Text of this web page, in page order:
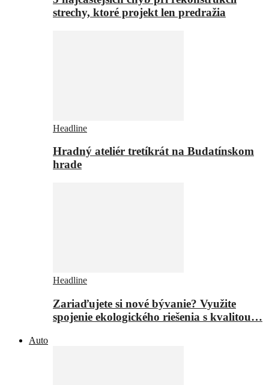
strechy, ktoré projekt len predražia
Headline
Hradný ateliér tretíkrát na Budatínskom
hrade
Headline
Zariaďujete si nové bývanie? Využite
spojenie ekologického riešenia s kvalitou…
Auto